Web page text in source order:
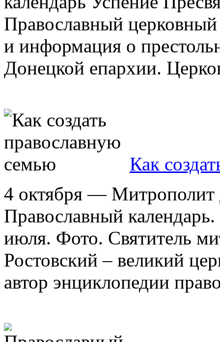
Православный церковный
и информация о
Донецкой епархии.
Как
4 октября —
Православный
июля. Фото. Святитель
Ростовский – великий
автор энциклопедии